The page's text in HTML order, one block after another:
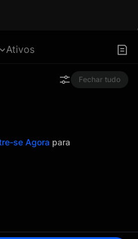
Ativos
Fechar tudo
se Agora para